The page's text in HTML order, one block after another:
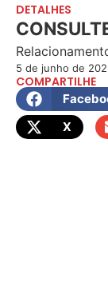
DETALHES
5 de junho de
COMPARTILHE
X